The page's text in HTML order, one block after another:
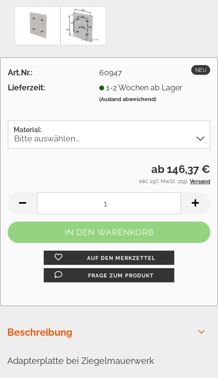
NEU
Art.Nr.:
60947
Lieferzeit:
1-2 Wochen ab Lager
(Ausland abweichend)
Material:
ab 146,37 €
inkl. 19% MwSt. zzgl. Versand
AUF DEN MERKZETTEL
FRAGE ZUM PRODUKT
Beschreibung
Adapterplatte bei Ziegelmauerwerk